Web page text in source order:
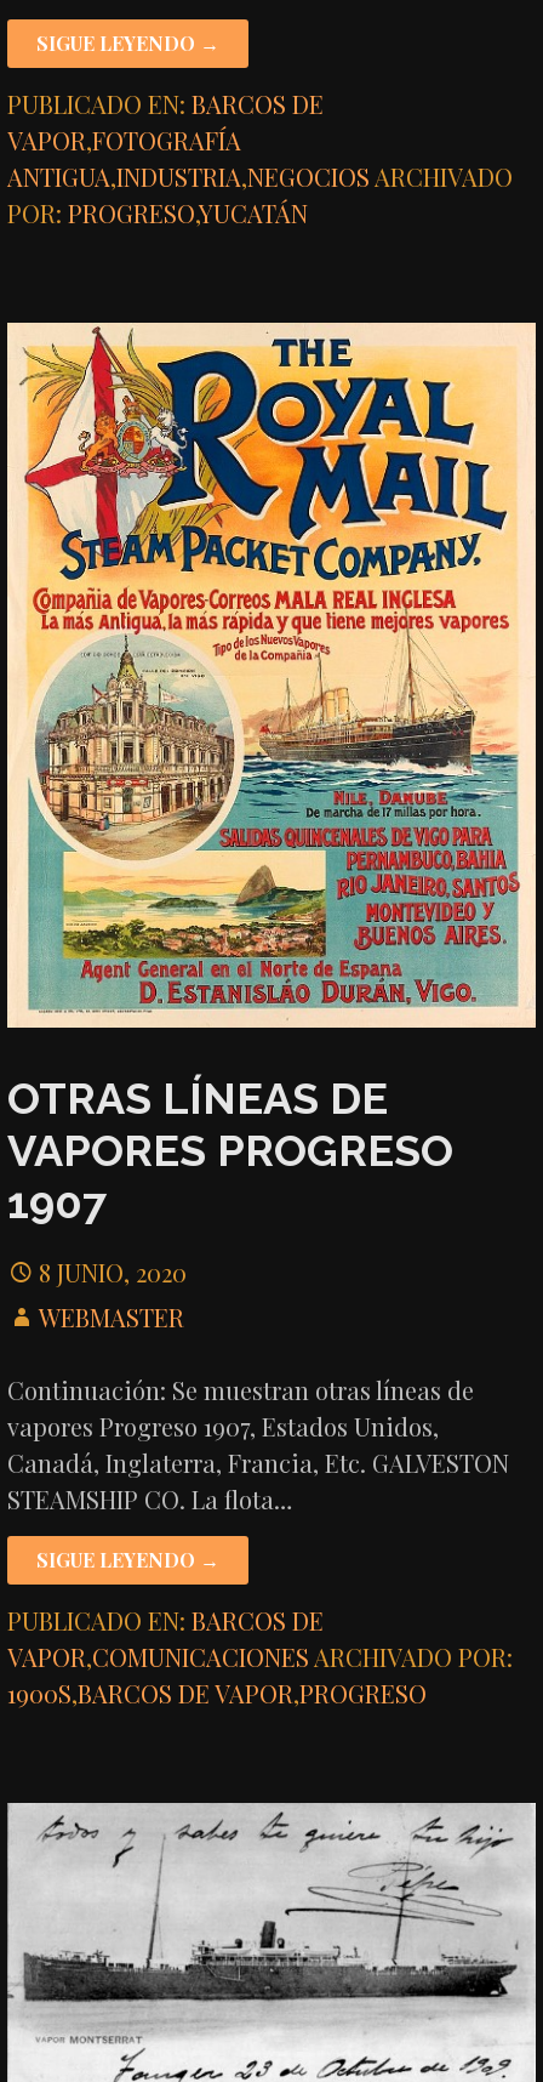
SIGUE LEYENDO →
PUBLICADO EN:BARCOS DE
VAPOR,FOTOGRAFÍA
ANTIGUA,INDUSTRIA,NEGOCIOS ARCHIVADO
POR:PROGRESO,YUCATÁN
OTRAS LÍNEAS DE
VAPORES PROGRESO
1907
8 JUNIO, 2020
WEBMASTER
Continuación: Se muestran otras líneas de
vapores Progreso 1907, Estados Unidos,
Canadá, Inglaterra, Francia, Etc. GALVESTON
STEAMSHIP CO. La flota…
SIGUE LEYENDO →
PUBLICADO EN:BARCOS DE
VAPOR,COMUNICACIONES ARCHIVADO POR:
1900S,BARCOS DE VAPOR,PROGRESO